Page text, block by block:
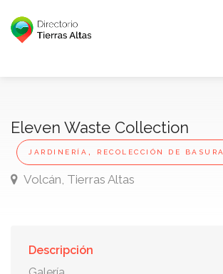
Eleven Waste Collection
JARDINERÍA , RECOLECCIÓN DE BASURA
Volcán, Tierras Altas
Descripción